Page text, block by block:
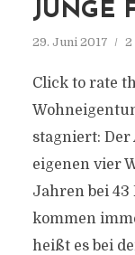
JUNGE
29. Juni 2017 2
Click to rate
stagniert: Der
eigenen vier
Jahren bei 43
kommen
heißt es bei